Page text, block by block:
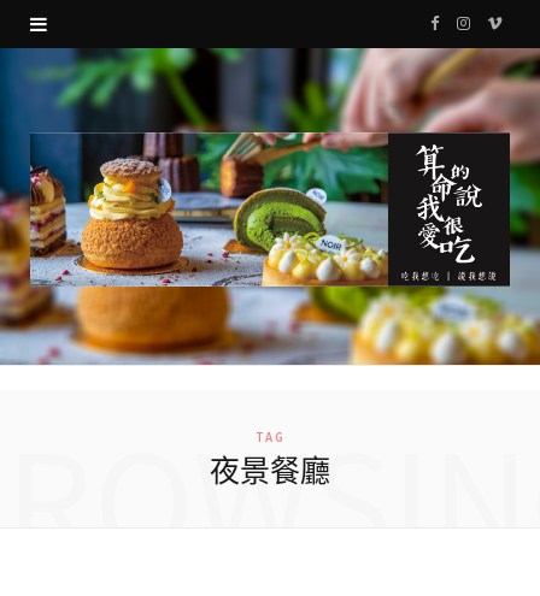
F
a
c
e
b
o
k
I
s
g
r
a
V
i
TAG
夜景餐廳